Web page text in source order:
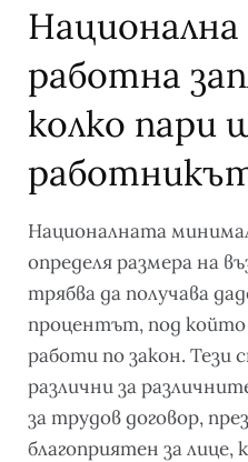
работна
колко пари
Националната
определя размера на
трябва да получава
процентът, под който
работи по закон. Тези
различни за
за трудов договор,
благоприятен за лице,